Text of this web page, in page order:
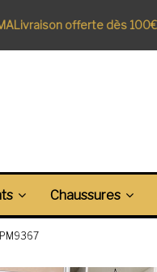
offerte dès 100€
Chaussures